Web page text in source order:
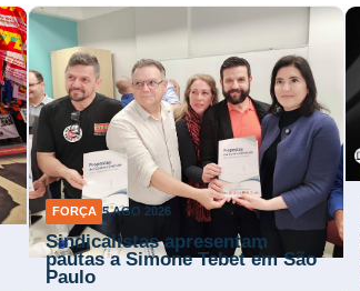
FORÇA 5 AGO 2026
Sindicalistas apresentam
pautas a Simone Tebet em São
Paulo